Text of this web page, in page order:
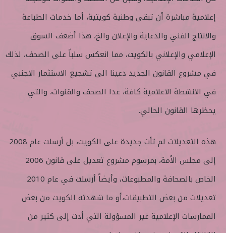
إعلامية مباشرة أن تبقى وطنية كويتية، أما خدمات الطباعة
والانتاج الفني والدعاية والإعلان والخ، هذا أضعف السوق
الإعلامي والإعلاني بالكويت، مما انعكس سلباً على الصحف، لذلك
في مشروع القانون الجديد دعينا الى تشجيع الاستثمار الاجنبي
في الانشطة الاعلامية كافة، عدا الصحف والقنوات، والتي
يحظرها القانون الحالي.
هذه التعديلات لم تأت جديدة على الكويت، بل أرسلت عام 2008
إلى مجلس الأمة، بمرسوم مشروع تعديل على قانون 2006
الخاص بالصحافة والمطبوعات، وأيضاً أرسلت في عام 2010
تعديلات من بعض التطبيقات،أو ما شهدته الكويت من بعض
الممارسات الإعلامية غير المسؤولة التي أدت إلى كثير من